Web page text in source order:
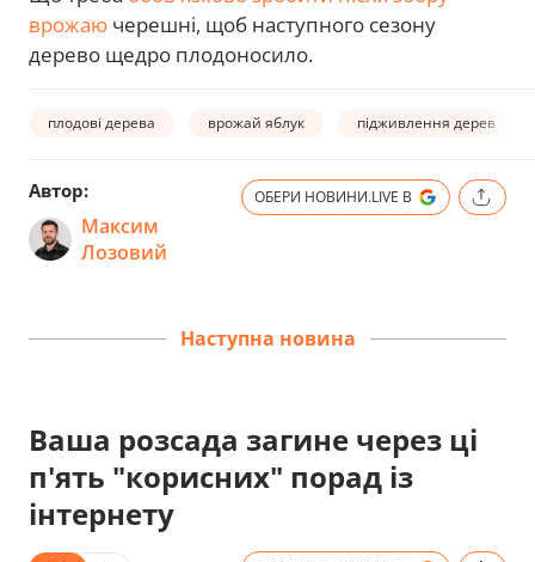
врожаю черешні, щоб наступного сезону
дерево щедро плодоносило.
плодові дерева врожай яблук підживлення дерев
Автор:
Максим
Лозовий
ОБЕРИ НОВИНИ.LIVE В
Наступна новина
Ваша розсада загине через ці
п'ять "корисних" порад із
інтернету